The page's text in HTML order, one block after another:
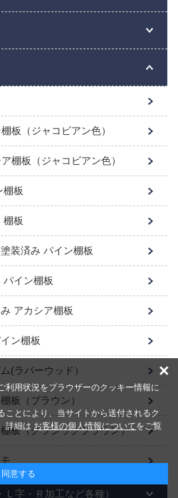
板（ジャコビアン色）
棚板（ジャコビアン色）
棚板
棚板
装済み パイン棚板
イン棚板
アカシア棚板
ン棚板
(ラバーウッド）
板（ブラウン）
板（クラシックブラウン）
字・Ｒ加工など各種）
利用状況をブラウザーのクッキー情報に
ことにより、当サイトから送付されるク
詳細は お客様の個人情報についてをご覧
同意する
×